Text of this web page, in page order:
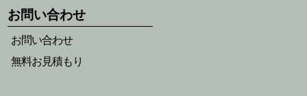
お問い合わせ
お問い合わせ
無料お見積もり